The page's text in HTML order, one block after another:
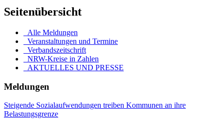
Seitenübersicht
Alle Meldungen
Veranstaltungen und Termine
Verbandszeitschrift
NRW-Kreise in Zahlen
AKTUELLES UND PRESSE
Meldungen
Steigende Sozialaufwendungen treiben Kommunen an ihre
Belastungsgrenze